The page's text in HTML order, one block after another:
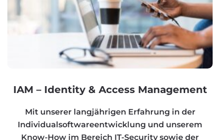
IAM – Identity & Access Management
Mit unserer langjährigen Erfahrung in der
Individualsoftwareentwicklung und unserem
Know-How im Bereich IT-Security sowie der